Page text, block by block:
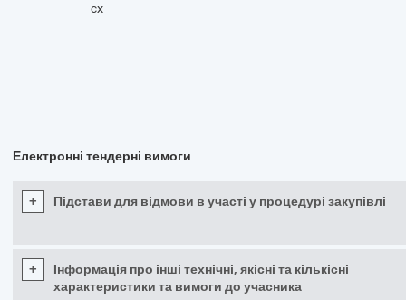
cx
Електронні тендерні вимоги
+ Підстави для відмови в участі у процедурі закупівлі
+
Інформація про інші технічні, якісні та кількісні
характеристики та вимоги до учасника